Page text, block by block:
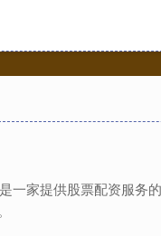
一家提供股票配资服务